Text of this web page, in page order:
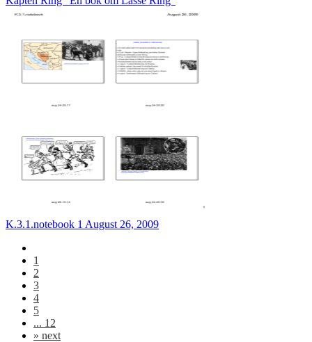
K.3.1.notebook 1 August 26, 2009
1
2
3
4
5
... 12
» next